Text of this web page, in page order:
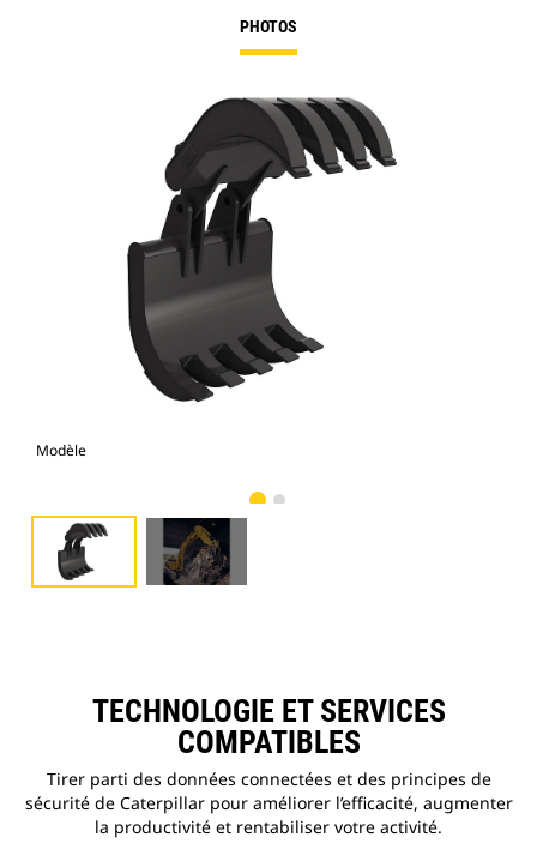
PHOTOS
Modèle
TECHNOLOGIE ET SERVICES
COMPATIBLES
Tirer parti des données connectées et des principes de
sécurité de Caterpillar pour améliorer l’efficacité, augmenter
la productivité et rentabiliser votre activité.